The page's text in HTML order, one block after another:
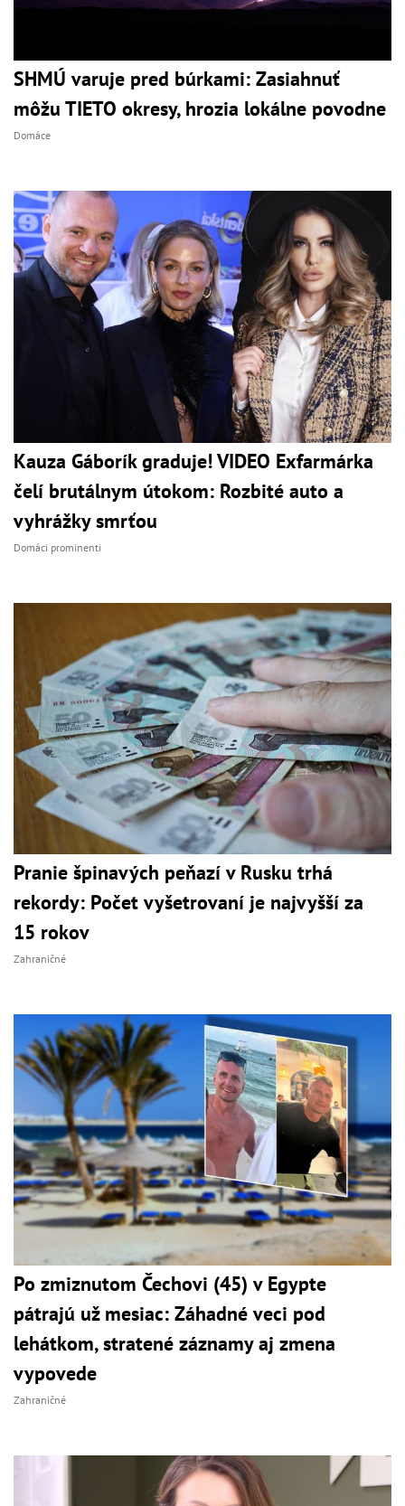
SHMÚ varuje pred búrkami: Zasiahnuť
môžu TIETO okresy, hrozia lokálne povodne
Domáce
Kauza Gáborík graduje! VIDEO Exfarmárka
čelí brutálnym útokom: Rozbité auto a
vyhrážky smrťou
Domáci prominenti
Pranie špinavých peňazí v Rusku trhá
rekordy: Počet vyšetrovaní je najvyšší za
15 rokov
Zahraničné
Po zmiznutom Čechovi (45) v Egypte
pátrajú už mesiac: Záhadné veci pod
lehátkom, stratené záznamy aj zmena
vypovede
Zahraničné